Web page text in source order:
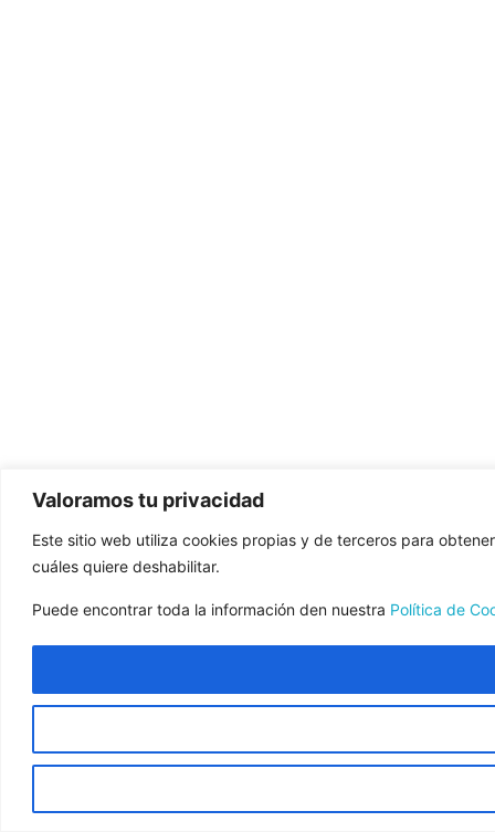
Valoramos tu privacidad
Este sitio web utiliza cookies propias y de terceros para
cuáles quiere deshabilitar.
Puede encontrar toda la información den nuestra Política de